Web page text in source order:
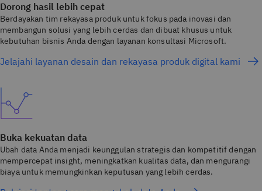
Dorong hasil lebih cepat
Berdayakan tim rekayasa produk untuk fokus pada inovasi dan
membangun solusi yang lebih cerdas dan dibuat khusus untuk
kebutuhan bisnis Anda dengan layanan konsultasi Microsoft.
Jelajahi layanan desain dan rekayasa produk digital kami
Buka kekuatan data
Ubah data Anda menjadi keunggulan strategis dan kompetitif dengan
mempercepat insight, meningkatkan kualitas data, dan mengurangi
biaya untuk memungkinkan keputusan yang lebih cerdas.